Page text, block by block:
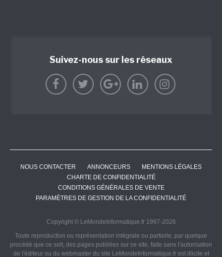
Suivez-nous sur les réseaux
NOUS CONTACTER ANNONCEURS
MENTIONS LÉGALES
CHARTE DE CONFIDENTIALITÉ
CONDITIONS GÉNÉRALES DE VENTE
PARAMÈTRES DE GESTION DE LA CONFIDENTIALITÉ
Copyright © LeMondeInformatique.fr 1997-2026
Toute reproduction ou représentation intégrale ou partielle, par quelque
procédé que ce soit, des pages publiées sur ce site, faite sans l'autorisation
de l'éditeur ou du webmaster du site LeMondeInformatique.fr est illicite et